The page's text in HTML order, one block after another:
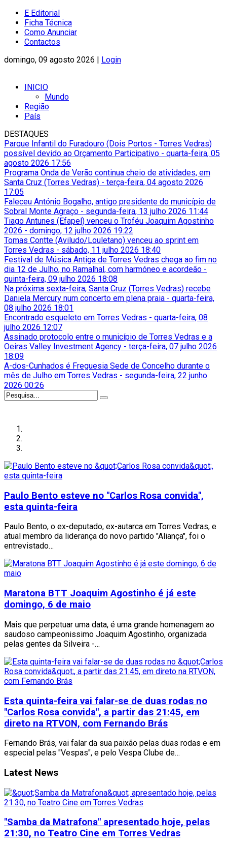
E Editorial
Ficha Técnica
Como Anunciar
Contactos
domingo, 09 agosto 2026 | Login
INICIO
Mundo
Região
País
DESTAQUES
Parque Infantil do Furadouro (Dois Portos - Torres Vedras)
possível devido ao Orçamento Participativo - quarta-feira, 05
agosto 2026 17:56
Programa Onda de Verão continua cheio de atividades, em
Santa Cruz (Torres Vedras) - terça-feira, 04 agosto 2026
17:05
Faleceu António Bogalho, antigo presidente do município de
Sobral Monte Agraço - segunda-feira, 13 julho 2026 11:44
Tiago Antunes (Efapel) venceu o Troféu Joaquim Agostinho
2026 - domingo, 12 julho 2026 19:22
Tomas Contte (Aviludo/Louletano) venceu ao sprint em
Torres Vedras - sábado, 11 julho 2026 18:40
Festival de Música Antiga de Torres Vedras chega ao fim no
dia 12 de Julho, no Ramalhal, com harmóneo e acordeão -
quinta-feira, 09 julho 2026 18:08
Na próxima sexta-feira, Santa Cruz (Torres Vedras) recebe
Daniela Mercury num concerto em plena praia - quarta-feira,
08 julho 2026 18:01
Encontrado esqueleto em Torres Vedras - quarta-feira, 08
julho 2026 12:07
Assinado protocolo entre o município de Torres Vedras e a
Oeiras Valley Investment Agency - terça-feira, 07 julho 2026
18:09
A-dos-Cunhados é Freguesia Sede de Concelho durante o
mês de Julho em Torres Vedras - segunda-feira, 22 junho
2026 00:26
Paulo Bento esteve no "Carlos Rosa convida",
esta quinta-feira
Paulo Bento, o ex-deputado, ex-autarca em Torres Vedras, e
atual membro da liderança do novo partido "Aliança", foi o
entrevistado…
Maratona BTT Joaquim Agostinho é já este
domingo, 6 de maio
Mais que perpetuar uma data, é uma grande homenagem ao
saudoso campeonissimo Joaquim Agostinho, organizada
pelas gentes da Silveira -…
Esta quinta-feira vai falar-se de duas rodas no
"Carlos Rosa convida", a partir das 21:45, em
direto na RTVON, com Fernando Brás
Fernando Brás, vai falar da sua paixão pelas duas rodas e em
especial pelas "Vespas", e pelo Vespa Clube de…
Latest News
"Samba da Matrafona" apresentado hoje, pelas
21:30, no Teatro Cine em Torres Vedras